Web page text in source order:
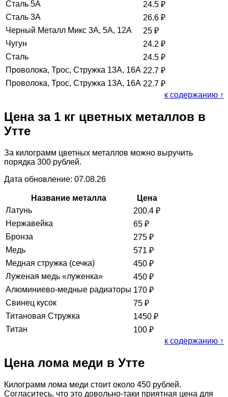
Сталь 5А 24.5 ₽
Сталь 3А
26.6 ₽
Черный Металл Микс 3А, 5А, 12А
25 ₽
Чугун
24.2 ₽
Сталь
24.5 ₽
Проволока, Трос, Стружка 13А, 16А 22.7 ₽
Проволока, Трос, Стружка 13А, 16А 22.7 ₽
к содержанию ↑
Цена за 1 кг цветных металлов в
Утте
За килограмм цветных металлов можно выручить
порядка 300 рублей.
Дата обновление: 07.08.26
Название металла
Цена
Латунь
200.4 ₽
Нержавейка
65 ₽
Бронза
275 ₽
Медь
571 ₽
Медная стружка (сечка)
450 ₽
Луженая медь «луженка»
450 ₽
Алюминиево-медные радиаторы 170 ₽
Свинец кусок
75 ₽
Титановая Стружка
1450 ₽
Титан
100 ₽
к содержанию ↑
Цена лома меди в Утте
Килограмм лома меди стоит около 450 рублей.
Согласитесь, что это довольно-таки приятная цена для